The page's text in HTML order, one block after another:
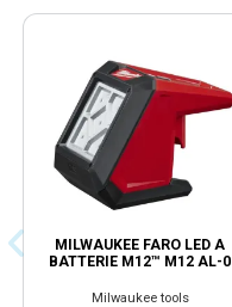
MILWAUKEE FARO LED A
BATTERIE M12™ M12 AL-0
Milwaukee tools